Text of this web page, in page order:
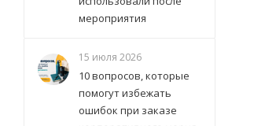
мероприятия
15 июля 2026
10 вопросов, которые
помогут избежать
ошибок при заказе